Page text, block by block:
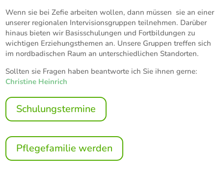
Wenn sie bei Zefie arbeiten wollen, dann müssen sie an einer
unserer regionalen Intervisionsgruppen teilnehmen. Darüber
hinaus bieten wir Basisschulungen und Fortbildungen zu
wichtigen Erziehungsthemen an. Unsere Gruppen treffen sich
im nordbadischen Raum an unterschiedlichen Standorten.
Sollten sie Fragen haben beantworte ich Sie ihnen gerne:
Christine Heinrich
Schulungstermine
Pflegefamilie werden